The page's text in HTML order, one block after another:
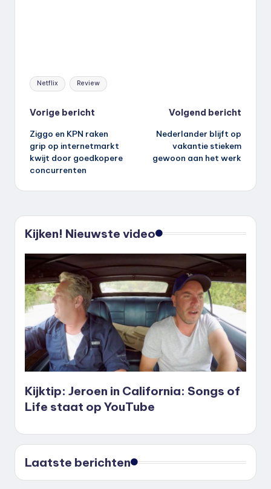
Tags:
Netflix Review
Bericht
navigatie
Vorige bericht
Ziggo en KPN raken
grip op internetmarkt
kwijt door goedkopere
concurrenten
Volgend bericht
Nederlander blijft op
vakantie stiekem
gewoon aan het werk
Kijken! Nieuwste video
Kijktip: Jeroen in California: Songs of
Life staat op YouTube
Laatste berichten